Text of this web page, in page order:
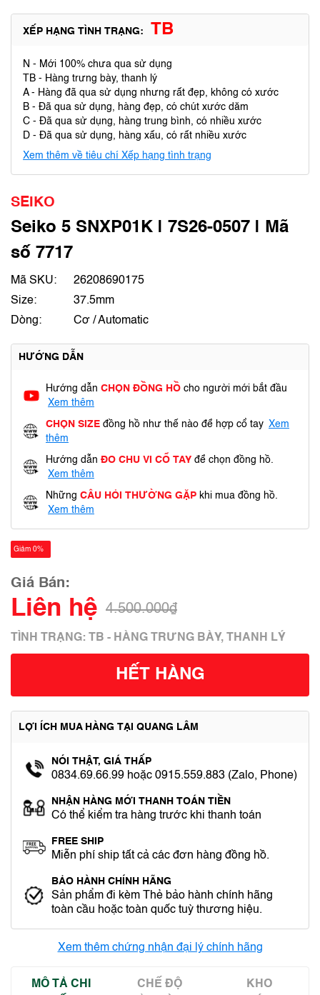
XẾP HẠNG TÌNH TRẠNG: TB
N - Mới 100% chưa qua sử dụng
TB - Hàng trưng bày, thanh lý
A - Hàng đã qua sử dụng nhưng rất đẹp, không có xước
B - Đã qua sử dụng, hàng đẹp, có chút xước dăm
C - Đã qua sử dụng, hàng trung bình, có nhiều xước
D - Đã qua sử dụng, hàng xấu, có rất nhiều xước
Xem thêm về tiêu chí Xếp hạng tình trạng
SEIKO
Seiko 5 SNXP01K | 7S26-0507 | Mã
số 7717
Mã SKU:
26208690175
Size:
37.5mm
Dòng:
Cơ / Automatic
HƯỚNG DẪN
Hướng dẫn CHỌN ĐỒNG HỒ cho người mới bắt đầu
Xem thêm
CHỌN SIZE đồng hồ như thế nào để hợp cổ tay Xem
thêm
Hướng dẫn ĐO CHU VI CỔ TAY để chọn đồng hồ.
Xem thêm
Những CÂU HỎI THƯỜNG GẶP khi mua đồng hồ.
Xem thêm
Giảm 0%
Giá Bán:
Liên hệ 4.500.000₫
TÌNH TRẠNG: TB - HÀNG TRƯNG BÀY, THANH LÝ
HẾT HÀNG
LỢI ÍCH MUA HÀNG TẠI QUANG LÂM
NÓI THẬT, GIÁ THẤP
0834.69.66.99 hoặc 0915.559.883 (Zalo, Phone)
NHẬN HÀNG MỚI THANH TOÁN TIỀN
Có thể kiểm tra hàng trước khi thanh toán
FREE SHIP
Miễn phí ship tất cả các đơn hàng đồng hồ.
BẢO HÀNH CHÍNH HÃNG
Sản phẩm đi kèm Thẻ bảo hành chính hãng
toàn cầu hoặc toàn quốc tuỳ thương hiệu.
Xem thêm chứng nhận đại lý chính hãng
MÔ TẢ CHI CHẾ ĐỘ KHO